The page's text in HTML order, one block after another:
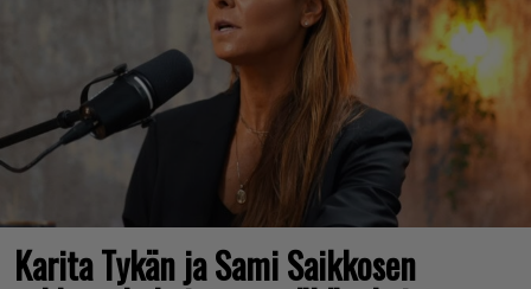
Karita Tykän ja Sami Saikkosen